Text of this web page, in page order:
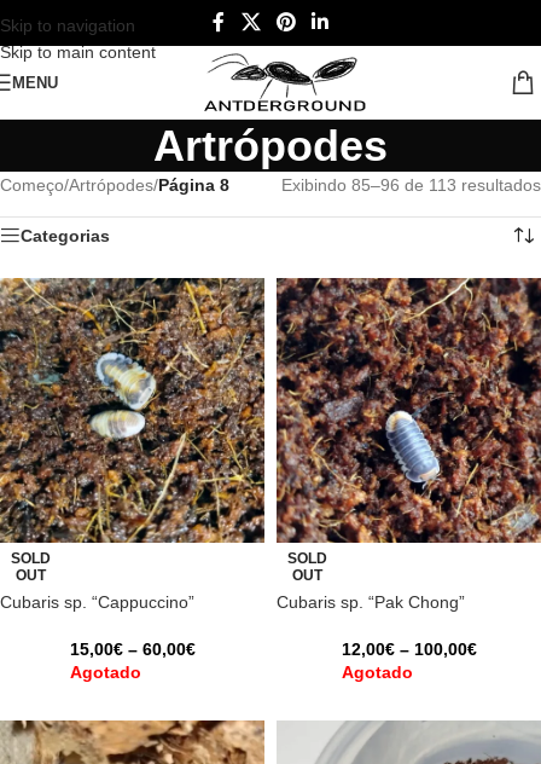
Skip to navigation
Skip to main content
MENU
Artrópodes
Começo/Artrópodes/Página 8 Exibindo 85–96 de 113 resultados
Categorias
SOLD
OUT
Cubaris sp. “Cappuccino”
15,00€ – 60,00€
Agotado
SOLD
OUT
Cubaris sp. “Pak Chong”
12,00€ – 100,00€
Agotado